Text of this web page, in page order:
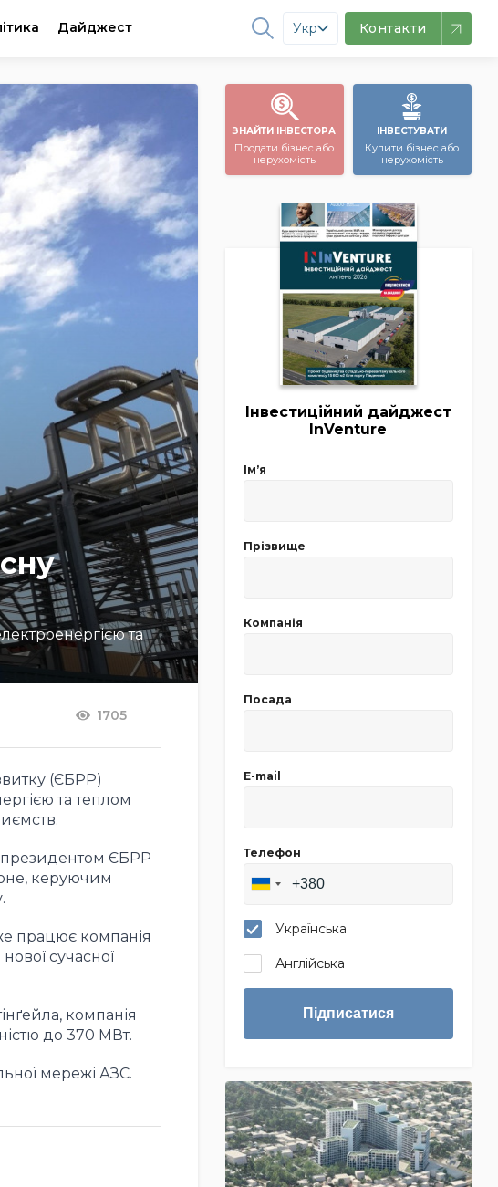
Дайджест Укр Контакти
та
1705
(ЄБРР)
та теплом
президентом ЄБРР
керуючим
працює компанія
сучасної
компанія
до 370 МВт.
мережі АЗС.
ЗНАЙТИ ІНВЕСТОРА
Продати бізнес або
нерухомість
ІНВЕСТУВАТИ
Купити бізнес або
нерухомість
Інвестиційний дайджест
InVenture
Імʼя
Прізвище
Компанія
Посада
E-mail
Телефон
Українська
Англійська
Підписатися